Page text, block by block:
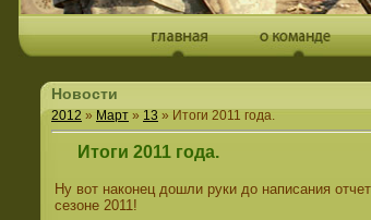
Новости
2012 » Март » 13 » Итоги 2011 года.
Итоги 2011 года.
Ну вот наконец дошли руки до написания
сезоне 2011!